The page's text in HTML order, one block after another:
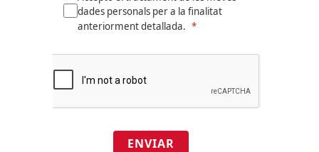
dades personals per a la finalitat
anteriorment detallada.
ENVIAR